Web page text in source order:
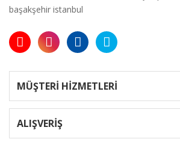
başakşehir istanbul
MÜŞTERİ HİZMETLERİ
ALIŞVERİŞ